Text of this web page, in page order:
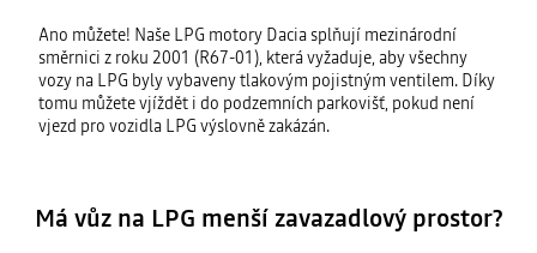
Ano můžete! Naše LPG motory Dacia splňují mezinárodní
směrnici z roku 2001 (R67-01), která vyžaduje, aby všechny
vozy na LPG byly vybaveny tlakovým pojistným ventilem. Díky
tomu můžete vjíždět i do podzemních parkovišť, pokud není
vjezd pro vozidla LPG výslovně zakázán.
Má vůz na LPG menší zavazadlový prostor?